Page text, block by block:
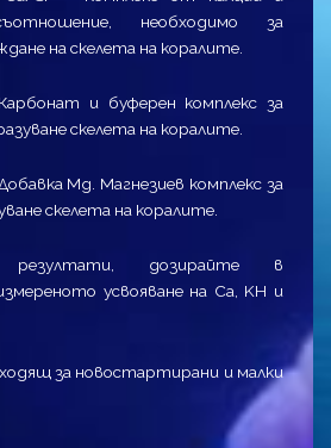
необходимо за
на скелета на коралите.
и буферен комплекс за
скелета на коралите.
Mg. Магнезиев комплекс за
скелета на коралите.
дозирайте в
усвояване на Ca, KH и
за новостартирани и малки